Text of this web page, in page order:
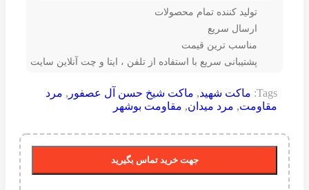
تولید کننده تمام محصولات
ارسال سریع
مناسب ترین قیمت
پشتیبانی سریع با استفاده از تلفن ، ایتا و چت آنلاین سایت
Tags: ماکت شهید, ماکت شیخ حسن آل عصفور , مرد
مقاومت, مرد میدان, مقاومت بوشهر
جهت خرید تماس بگیرید